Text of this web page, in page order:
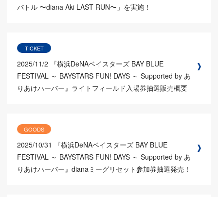
バトル 〜diana Aki LAST RUN〜」を実施！
TICKET
2025/11/2
『横浜DeNAベイスターズ BAY BLUE
FESTIVAL ～ BAYSTARS FUN! DAYS ～ Supported by あ
りあけハーバー』ライトフィールド入場券抽選販売概要
GOODS
2025/10/31
『横浜DeNAベイスターズ BAY BLUE
FESTIVAL ～ BAYSTARS FUN! DAYS ～ Supported by あ
りあけハーバー』dianaミーグリセット参加券抽選発売！